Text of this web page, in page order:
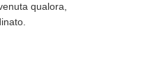
qualora,